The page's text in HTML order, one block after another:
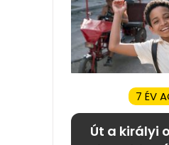
7 ÉV
Út a királyi